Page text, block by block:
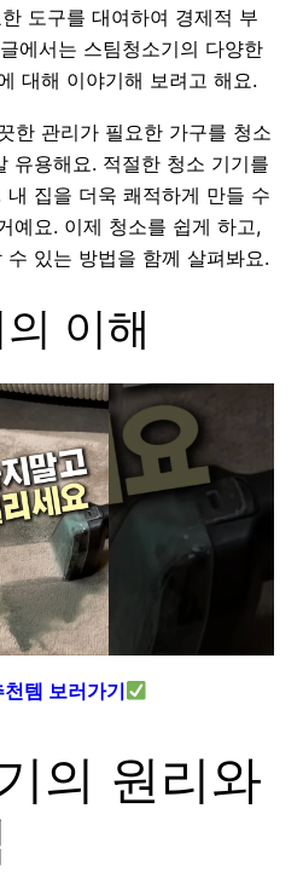
도구를 대여하여 경제적 부
에서는 스팀청소기의 다양한
대해 이야기해 보려고 해요.
한 관리가 필요한 가구를 청소
유용해요. 적절한 청소 기기를
집을 더욱 쾌적하게 만들 수
예요. 이제 청소를 쉽게 하고,
있는 방법을 함께 살펴봐요.
이해
템 보러가기
의 원리와